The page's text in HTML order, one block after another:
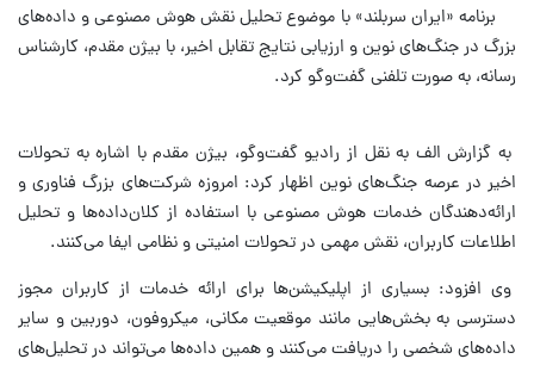
برنامه «ایران سربلند» با موضوع تحلیل نقش هوش مصنوعی و داده‌های
بزرگ در جنگ‌های نوین و ارزیابی نتایج تقابل اخیر، با بیژن مقدم، كارشناس
رسانه، به صورت تلفنی گفت‌وگو كرد.
به گزارش الف به نقل از رادیو گفت‌وگو، بیژن مقدم با اشاره به تحولات
اخیر در عرصه جنگ‌های نوین اظهار كرد: امروزه شركت‌های بزرگ فناوری و
ارائه‌دهندگان خدمات هوش مصنوعی با استفاده از كلان‌داده‌ها و تحلیل
اطلاعات كاربران، نقش مهمی در تحولات امنیتی و نظامی ایفا می‌كنند.
وی افزود: بسیاری از اپلیكیشن‌ها برای ارائه خدمات از كاربران مجوز
دسترسی به بخش‌هایی مانند موقعیت مكانی، میكروفون، دوربین و سایر
داده‌های شخصی را دریافت می‌كنند و همین داده‌ها می‌تواند در تحلیل‌های